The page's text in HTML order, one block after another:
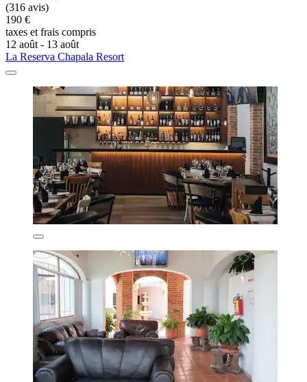
(316 avis)
190 €
taxes et frais compris
12 août - 13 août
La Reserva Chapala Resort